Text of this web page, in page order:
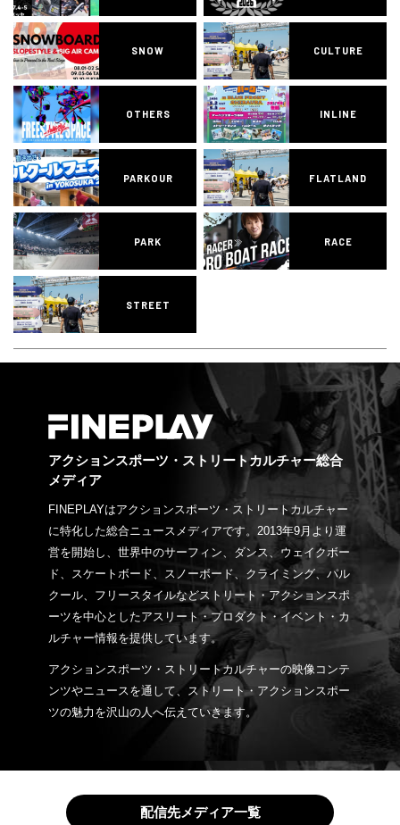
SNOW CULTURE
OTHERS INLINE
PARKOUR FLATLAND
PARK RACE
STREET
アクションスポーツ・ストリートカルチャー総合
メディア
FINEPLAYはアクションスポーツ・ストリートカルチャー
に特化した総合ニュースメディアです。2013年9月より運
営を開始し、世界中のサーフィン、ダンス、ウェイクボー
ド、スケートボード、スノーボード、クライミング、パル
クール、フリースタイルなどストリート・アクションスポ
ーツを中心としたアスリート・プロダクト・イベント・カ
ルチャー情報を提供しています。
アクションスポーツ・ストリートカルチャーの映像コンテ
ンツやニュースを通して、ストリート・アクションスポー
ツの魅力を沢山の人へ伝えていきます。
配信先メディア一覧